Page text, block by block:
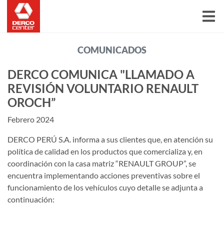
COMUNICADOS
DERCO COMUNICA "LLAMADO A
REVISIÓN VOLUNTARIO RENAULT
OROCH”
Febrero 2024
DERCO PERÚ S.A. informa a sus clientes que, en atención su
política de calidad en los productos que comercializa y, en
coordinación con la casa matriz “RENAULT GROUP”, se
encuentra implementando acciones preventivas sobre el
funcionamiento de los vehículos cuyo detalle se adjunta a
continuación: